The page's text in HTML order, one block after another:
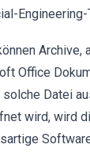
Archive,
Office
solche Datei
wird, wird